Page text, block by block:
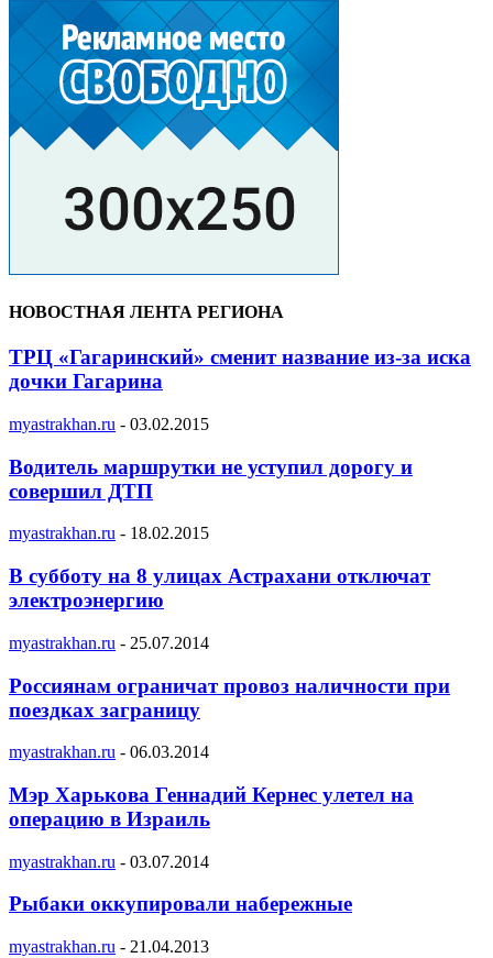
НОВОСТНАЯ ЛЕНТА РЕГИОНА
ТРЦ «Гагаринский» сменит название из-за иска
дочки Гагарина
myastrakhan.ru - 03.02.2015
Водитель маршрутки не уступил дорогу и
совершил ДТП
myastrakhan.ru - 18.02.2015
В субботу на 8 улицах Астрахани отключат
электроэнергию
myastrakhan.ru - 25.07.2014
Россиянам ограничат провоз наличности при
поездках заграницу
myastrakhan.ru - 06.03.2014
Мэр Харькова Геннадий Кернес улетел на
операцию в Израиль
myastrakhan.ru - 03.07.2014
Рыбаки оккупировали набережные
myastrakhan.ru - 21.04.2013